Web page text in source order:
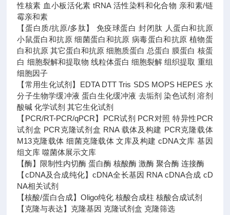
性核素 血小板活化素 tRNA 活性染料和化合物 亲和素/链
霉亲和素
【蛋白质/抗原/多肽】 免疫球蛋白 封闭肽 人蛋白和抗原
小鼠蛋白和抗原 细菌蛋白和抗原 病毒蛋白和抗原 植物蛋
白和抗原 其它蛋白和抗原 细胞质蛋白 总蛋白 膜蛋白 核蛋
白 细胞裂解和提取物 线粒体蛋白 细胞裂解 组织提取 重组
细胞因子
【常用生化试剂】EDTA DTT Tris SDS MOPS HEPES 水
分子生物学缓冲液 蛋白生化缓冲液 去垢剂 染色试剂 溶剂
酸碱 化学试剂 其它生化试剂
【PCR/RT-PCR/qPCR】PCR试剂 PCR对照 特异性PCR
试剂盒 PCR克隆试剂盒 RNA 载体及构建 PCR克隆载体
M13克隆载体 细菌克隆载体 文库及构建 cDNA文库 基因
组文库 噬菌体展示文库
【酶】限制性内切酶 蛋白酶 核酸酶 激酶 聚合酶 连接酶
【cDNA及合成纯化】cDNA全长基因 RNA cDNA合成 cD
NA相关试剂
【核酸/蛋白合成】Oligo纯化 核酸合成柱 核酸合成试剂
【克隆与表达】克隆基因 克隆试剂盒 克隆筛选